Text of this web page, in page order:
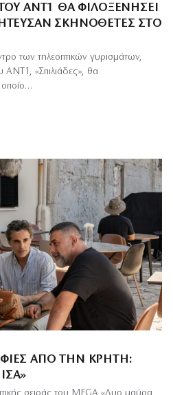
ΑΝΤ1 ΘΑ ΦΙΛΟΞΕΝΉΣΕΙ
ΣΚΗΝΟΘΈΤΕΣ ΣΤΟ
των τηλεοπτικών γυρισμάτων,
ΑΝΤ1, «Σπιλιάδες», θα
οποίο…
ΑΠΌ ΤΗΝ ΚΡΉΤΗ: